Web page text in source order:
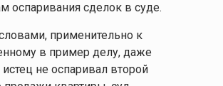
оспаривания сделок в суде.
применительно к
в пример делу, даже
не оспаривал второй